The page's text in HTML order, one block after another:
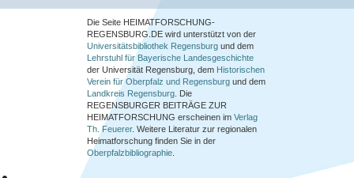
Die Seite HEIMATFORSCHUNG-
REGENSBURG.DE wird unterstützt von der
Universitätsbibliothek Regensburg und dem
Lehrstuhl für Bayerische Landesgeschichte
der Universität Regensburg, dem Historischen
Verein für Oberpfalz und Regensburg und dem
Landkreis Regensburg . Die
REGENSBURGER BEITRÄGE ZUR
HEIMATFORSCHUNG erscheinen im Verlag
Th. Feuerer. Weitere Literatur zur regionalen
Heimatforschung finden Sie in der
Oberpfalzbibliographie